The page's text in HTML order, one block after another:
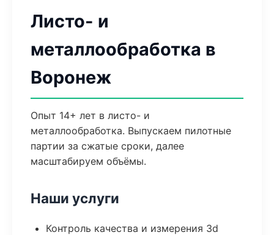
Листо- и
металлообработка в
Воронеж
Опыт 14+ лет в листо- и
металлообработка. Выпускаем пилотные
партии за сжатые сроки, далее
масштабируем объёмы.
Наши услуги
Контроль качества и измерения 3d